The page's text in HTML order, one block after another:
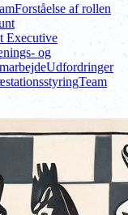
Forståelse af rollen
Executive
og
Udfordringer
Team